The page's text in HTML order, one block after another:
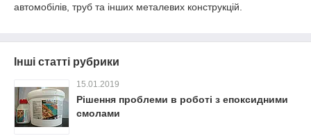
автомобілів, труб та інших металевих конструкцій.
Інші статті рубрики
15.01.2019
Рішення проблеми в роботі з епоксидними
смолами